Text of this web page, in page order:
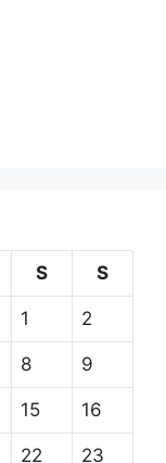
S S
1 2
8 9
15 16
22 23